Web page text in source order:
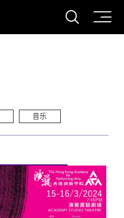
打开
音乐